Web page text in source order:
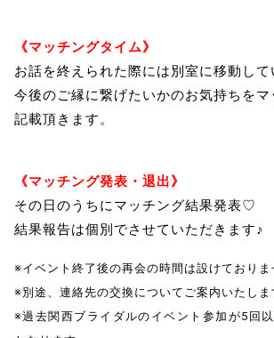
《マッチングタイム》
お話を終えられた際には別室に移動して
今後のご縁に繋げたいかのお気持ちを
記載頂きます。
《マッチング発表・退出》
その日のうちにマッチング結果発表♡
結果報告は個別でさせていただきます♪
※イベント終了後の再会の時間は設けておりま
※別途、連絡先の交換についてご案内いたしま
※過去関西ブライダルのイベント参加が5回